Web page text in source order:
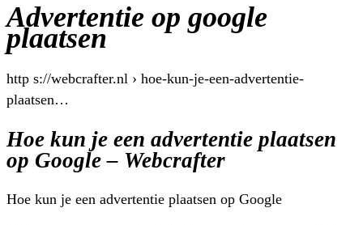
Advertentie op google
plaatsen
http s://webcrafter.nl › hoe-kun-je-een-advertentie-
plaatsen…
Hoe kun je een advertentie plaatsen
op Google – Webcrafter
Hoe kun je een advertentie plaatsen op Google